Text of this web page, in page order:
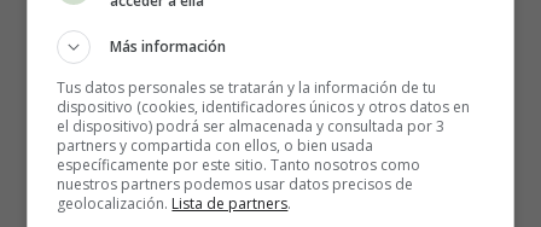
¿Hay niños o niñas que molestan a los demás en tu
clase? NO HAY - ALGUNO - MUCHOS
¿Conoces tú algunos o algunas?
Si un compañero o compañera de clase está triste, ¿tú
harías algo? SI - NO
¿Qué harías?
Más información
Tus datos personales se tratarán y la información de tu
dispositivo (cookies, identificadores únicos y otros datos en
el dispositivo) podrá ser almacenada y consultada por 3
partners y compartida con ellos, o bien usada
específicamente por este sitio. Tanto nosotros como
nuestros partners podemos usar datos precisos de
geolocalización. Lista de partners.